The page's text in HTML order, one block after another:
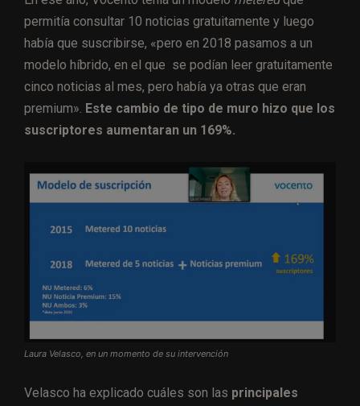
permitía consultar 10 noticias gratuitamente y luego
había que suscribirse, «pero en 2018 pasamos a un
modelo híbrido, en el que se podían leer gratuitamente
cinco noticias al mes, pero había ya otras que eran
premium». Este cambio de tipo de muro hizo que los
suscriptores aumentaran un 169%.
Laura Velasco, en un momento de su intervención
Velasco ha explicado cuáles son las principales